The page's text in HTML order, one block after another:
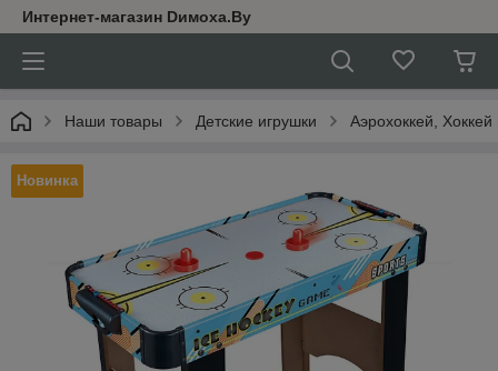
Интернет-магазин Dимoхa.By
Наши товары Детские игрушки Аэрохоккей,
Новинка